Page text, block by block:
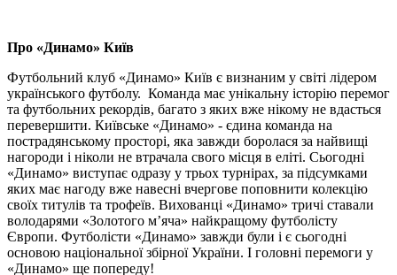
Про «Динамо» Київ
Футбольний клуб «Динамо» Київ є визнаним у світі лідером
українського футболу. Команда має унікальну історію перемог
та футбольних рекордів, багато з яких вже нікому не вдасться
перевершити. Київське «Динамо» - єдина команда на
пострадянському просторі, яка завжди боролася за найвищі
нагороди і ніколи не втрачала свого місця в еліті. Сьогодні
«Динамо» виступає одразу у трьох турнірах, за підсумками
яких має нагоду вже навесні вчергове поповнити колекцію
своїх титулів та трофеїв. Вихованці «Динамо» тричі ставали
володарями «Золотого м’яча» найкращому футболісту
Європи. Футболісти «Динамо» завжди були і є сьогодні
основою національної збірної України. І головні перемоги у
«Динамо» ще попереду!